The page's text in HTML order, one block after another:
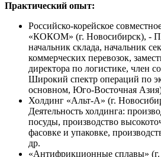
Практический опыт:
Российско-корейское
«КОКОМ» (г. Новосибирск), -
начальник склада, начальник
коммерческих перевозок,
директора по логистике, член
Широкий спектр операций по
основном, Юго-Восточная
Холдинг «Альт-А» (г.
Деятельность холдинга:
посуды, производство
фасовке и упаковке,
др.
«Антифрикционные сплавы»